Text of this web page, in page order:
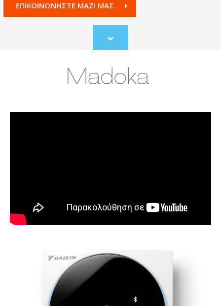
ΕΠΙΚΟΙΝΩΝΗΣΤΕ ΜΑΖΙ ΜΑΣ
Scroll
to